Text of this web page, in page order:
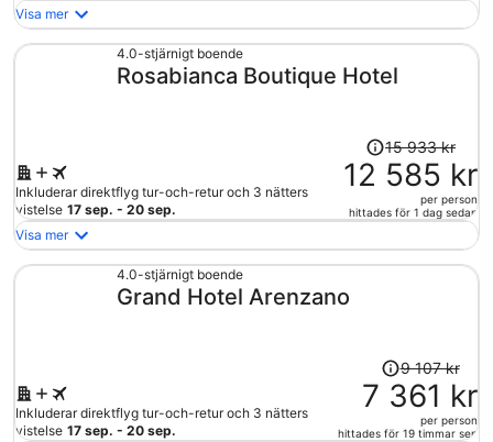
är
18
person
Visa mer
4.0-stjärnigt boende
Rosabianca Boutique Hotel
Inkluderar direktflyg tur-och-retur och 3 nätters
vistelse 17 sep. - 20 sep.
Priset
var
15
933 kr
är
12
person
15 933 kr
12 585 kr
per person
hittades för 1 dag sedan
Visa mer
4.0-stjärnigt boende
Grand Hotel Arenzano
Inkluderar direktflyg tur-och-retur och 3 nätters
vistelse 17 sep. - 20 sep.
Priset
var
9
107 kr
9 107 kr
7 361 kr
per person
hittades för 19 timmar sen